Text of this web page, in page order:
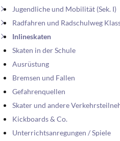
Jugendliche und Mobilität (Sek. I)
Radfahren und Radschulweg
Inlineskaten
Skaten in der Schule
Ausrüstung
Bremsen und Fallen
Gefahrenquellen
Skater und andere
Kickboards & Co.
Unterrichtsanregungen / Spiele